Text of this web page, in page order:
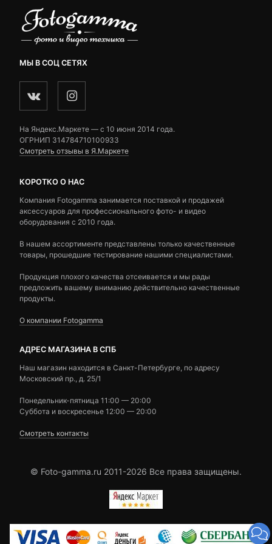
МЫ В СОЦ СЕТЯХ
На Яндекс.Маркете — c 10 июня 2014 года.
ОГРНИП 314784710100933
Смотреть отзывы в Я.Маркете
КОРОТКО О НАС
Компания Fotogamma занимается поставкой и продажей
аксессуаров для профессионального фото- и видео
оборудования с 2010 года.
В нашем ассортименте представлены только качественные
товары, прошедшие тестирование нашими специалистами.
Продукция плохого качества отсеивается и мы рады
предложить вашему вниманию действительно качественные
продукты.
О компании Fotogamma
АДРЕС МАГАЗИНА В СПБ
Наш магазин находится в Санкт-Петербурге, по адресу
Московский пр., д. 25/1
Понедельник-пятница 11:00 — 20:00
Суббота и воскресенье 12:00 — 20:00
Смотреть контакты
© Foto-gamma.ru 2011-2026 Все права защищены.